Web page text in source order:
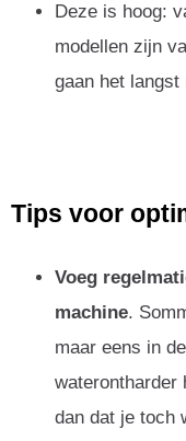
Deze is hoog:
modellen zijn
gaan het langst
Tips voor
Voeg
machine.
maar eens in
waterontharder
dan dat je toch